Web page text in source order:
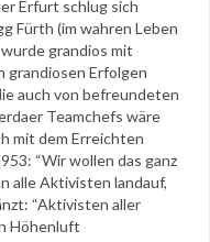
Erfurt schlug sich
Fürth (im wahren Leben
grandios mit
grandiosen Erfolgen
auch von befreundeten
Teamchefs wäre
mit dem Erreichten
“Wir wollen das ganz
alle Aktivisten landauf,
“Aktivisten aller
Höhenluft